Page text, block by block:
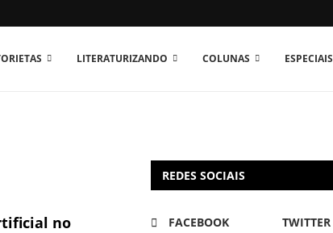
LITERATURIZANDO COLUNAS ESPECIAIS
no
REDES SOCIAIS
FACEBOOK
TWITTER